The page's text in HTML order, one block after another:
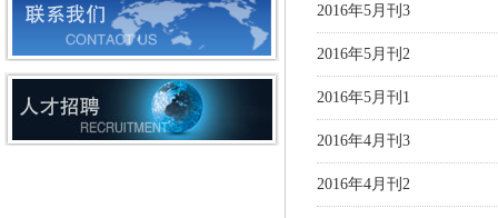
2016年5月刊3
2016年5月刊2
2016年5月刊1
2016年4月刊3
2016年4月刊2